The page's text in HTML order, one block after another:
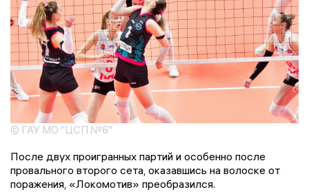
© ГАУ МО "ЦСП №6"
После двух проигранных партий и особенно после
провального второго сета, оказавшись на волоске от
поражения, «Локомотив» преобразился.